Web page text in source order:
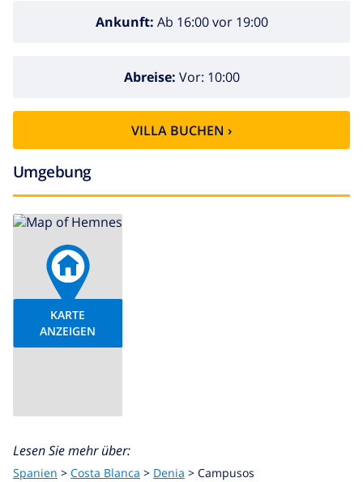
Ankunft: Ab 16:00 vor 19:00
Abreise: Vor: 10:00
VILLA BUCHEN ›
Umgebung
KARTE
ANZEIGEN
Lesen Sie mehr über:
Spanien > Costa Blanca > Denia > Campusos